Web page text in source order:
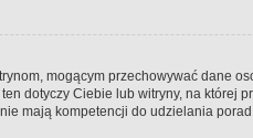
mogącym przechowywać dane
dotyczy Ciebie lub witryny, na
mają kompetencji do udzielania